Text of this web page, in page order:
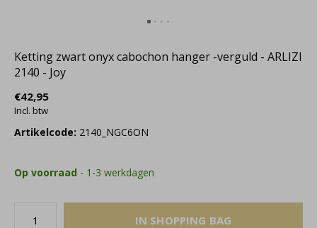
Ketting zwart onyx cabochon hanger -verguld - ARLIZI
2140 - Joy
€42,95
Incl. btw
Artikelcode: 2140_NGC6ON
Op voorraad - 1-3 werkdagen
IN SHOPPING BAG